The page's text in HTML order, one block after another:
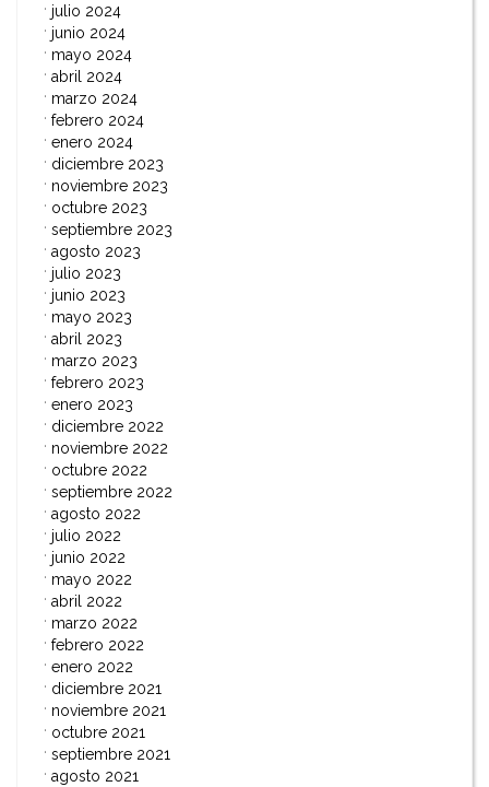
julio 2024
junio 2024
mayo 2024
abril 2024
marzo 2024
febrero 2024
enero 2024
diciembre 2023
noviembre 2023
octubre 2023
septiembre 2023
agosto 2023
julio 2023
junio 2023
mayo 2023
abril 2023
marzo 2023
febrero 2023
enero 2023
diciembre 2022
noviembre 2022
octubre 2022
septiembre 2022
agosto 2022
julio 2022
junio 2022
mayo 2022
abril 2022
marzo 2022
febrero 2022
enero 2022
diciembre 2021
noviembre 2021
octubre 2021
septiembre 2021
agosto 2021